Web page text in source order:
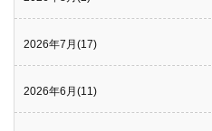
2026年7月(17)
2026年6月(11)